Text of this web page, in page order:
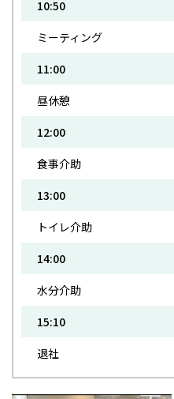
10:50
ミーティング
11:00
昼休憩
12:00
食事介助
13:00
トイレ介助
14:00
水分介助
15:10
退社